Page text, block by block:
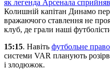
як легенда Арсенала
Колишній капітан Динамо
вражаючого ставлення не
клуб, де грали наші
15:15. Навіть футбольне
системи VAR планують
і злодюжок.